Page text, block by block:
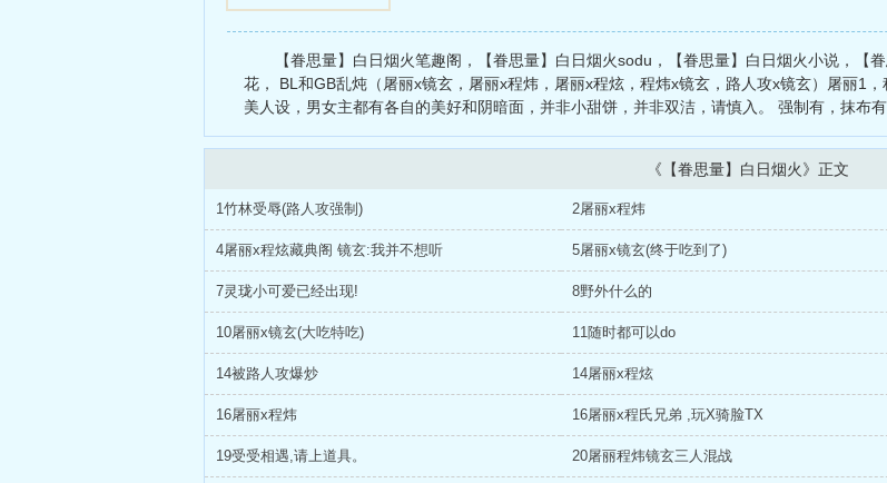
【眷思量】白日烟火笔趣阁，【眷思量】白日烟火sodu，【眷思量】白日烟火小说，【
花， BL和GB乱炖（屠丽x镜玄，屠丽x程炜，屠丽x程炫，程炜x镜玄，路人攻x镜玄）屠丽
美人设，男女主都有各自的美好和阴暗面，并非小甜饼，并非双洁，请慎入。 强制有，抹布
《【眷思量】白日烟火》正文
1竹林受辱(路人攻强制) 2屠丽x程炜
4屠丽x程炫藏典阁 镜玄:我并不想听 5屠丽x镜玄(终于吃到了)
7灵珑小可爱已经出现! 8野外什么的
10屠丽x镜玄(大吃特吃) 11随时都可以do
14被路人攻爆炒 14屠丽x程炫
16屠丽x程炜 16屠丽x程氏兄弟 ,玩X骑脸TX
19受受相遇,请上道具。 20屠丽程炜镜玄三人混战